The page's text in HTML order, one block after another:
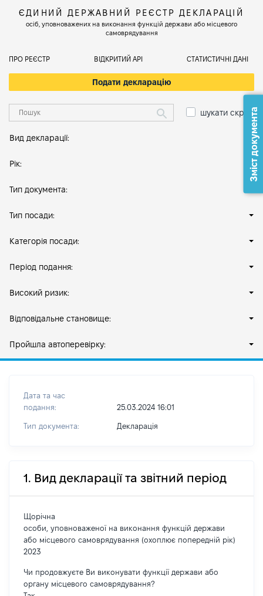
ЄДИНИЙ ДЕРЖАВНИЙ РЕЄСТР ДЕКЛАРАЦІЙ
осіб, уповноважених на виконання функцій держави або місцевого
самоврядування
ПРО РЕЄСТР ВІДКРИТИЙ АРІ СТАТИСТИЧНІ ДАНІ
Подати декларацію
шукати скрізь
Вид декларації:
Рік:
Тип документа:
Тип посади:
Категорія посади:
Період подання:
Високий ризик:
Відповідальне становище:
Пройшла автоперевірку:
Дата та час
подання:
25.03.2024 16:01
Тип документа: Декларація
1. Вид декларації та звітний період
Щорічна
особи, уповноваженої на виконання функцій держави
або місцевого самоврядування (охоплює попередній рік)
2023
Чи продовжуєте Ви виконувати функції держави або
органу місцевого самоврядування?
Зміст документа